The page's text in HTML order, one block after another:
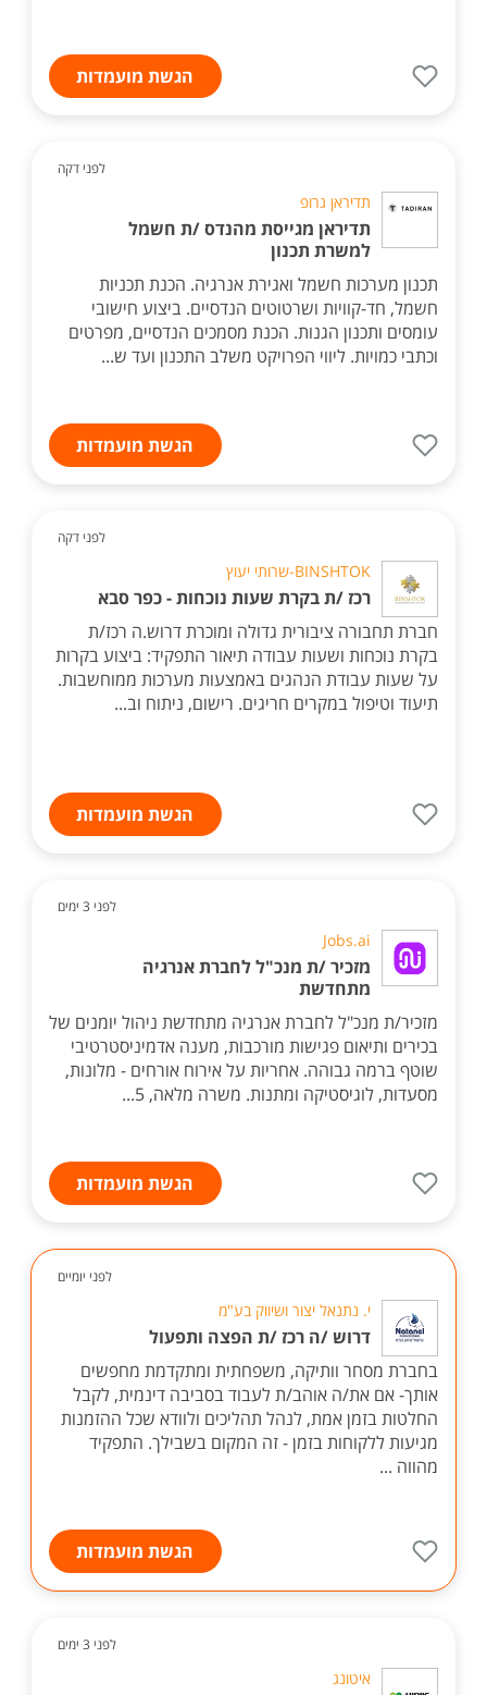
הגשת מועמדות
לפני דקה
תדיראן גרופ
תדיראן מגייסת מהנדס /ת חשמל
למשרת תכנון
תכנון מערכות חשמל ואגירת אנרגיה. הכנת תכניות
חשמל, חד-קוויות ושרטוטים הנדסיים. ביצוע חישובי
עומסים ותכנון הגנות. הכנת מסמכים הנדסיים, מפרטים
וכתבי כמויות. ליווי הפרויקט משלב התכנון ועד ש...
הגשת מועמדות
לפני דקה
BINSHTOK-שרותי יעוץ
רכז /ת בקרת שעות נוכחות - כפר סבא
חברת תחבורה ציבורית גדולה ומוכרת דרוש.ה רכז/ת
בקרת נוכחות ושעות עבודה תיאור התפקיד: ביצוע בקרות
על שעות עבודת הנהגים באמצעות מערכות ממוחשבות.
תיעוד וטיפול במקרים חריגים. רישום, ניתוח וב...
הגשת מועמדות
לפני 3 ימים
Jobs.ai
מזכיר /ת מנכ"ל לחברת אנרגיה
מתחדשת
מזכיר/ת מנכ"ל לחברת אנרגיה מתחדשת ניהול יומנים של
בכירים ותיאום פגישות מורכבות, מענה אדמיניסטרטיבי
שוטף ברמה גבוהה. אחריות על אירוח אורחים - מלונות,
מסעדות, לוגיסטיקה ומתנות. משרה מלאה, 5...
הגשת מועמדות
לפני יומיים
י. נתנאל יצור ושיווק בע"מ
דרוש /ה רכז /ת הפצה ותפעול
בחברת מסחר וותיקה, משפחתית ומתקדמת מחפשים
אותך- אם את/ה אוהב/ת לעבוד בסביבה דינמית, לקבל
החלטות בזמן אמת, לנהל תהליכים ולוודא שכל ההזמנות
מגיעות ללקוחות בזמן - זה המקום בשבילך. התפקיד
מהווה ...
הגשת מועמדות
לפני 3 ימים
איטונג